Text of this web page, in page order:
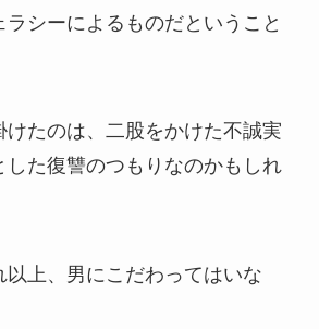
シーによるものだということ
けたのは、二股をかけた不誠実
した復讐のつもりなのかもしれ
以上、男にこだわってはいな